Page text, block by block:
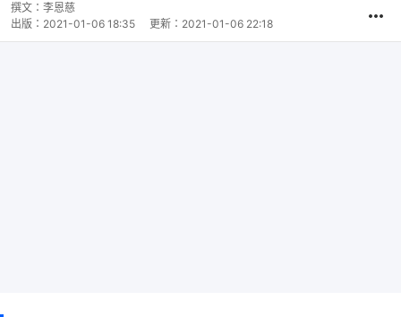
撰文： 李恩慈
出版： 2021-01-06 18:35 更新： 2021-01-06 22:18